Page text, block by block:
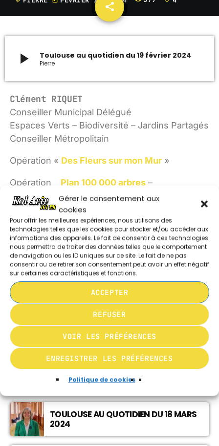
Gérer le consentement aux
cookies
Pour offrir les meilleures expériences, nous utilisons des
technologies telles que les cookies pour stocker et/ou accéder aux
informations des appareils. Le fait de consentir à ces technologies
nous permettra de traiter des données telles que le comportement
de navigation ou les ID uniques sur ce site. Le fait de ne pas
consentir ou de retirer son consentement peut avoir un effet négatif
sur certaines caractéristiques et fonctions.
ACCEPTER
REFUSER
VOIR LES PRÉFÉRENCES
ENREGISTRER LES PRÉFÉRENCES
Politique de cookies
ARCHIVES
janvier 2024
septembre 2023
juillet 2023
juin 2023
UPCOMING SHOWS
VOYAGE AU COEUR DE L’UNIVERS
CHRONIQUE BIEN ÊTRE
17:05 - 18:00
L’INFORMATION EN DIRECT
share
email
play_arrow Toulouse au quotidien du 19 février 2024
Pierre
Clément RIQUET
Conseiller Municipal Délégué
Espaces Verts – Biodiversité – Jardins Partagés
Conseiller Métropolitain
Opération « Des Fleurs sur mon Mur »
Opération Plan 100 000 arbres –
RÉÉCOUTEZ TOUTES LES ÉMISSIONS DE
TOULOUSE AU QUOTIDIEN:....
TOULOUSE AU QUOTIDIEN DU 13 05 24
TOULOUSE AU QUOTIDIEN REPLAY DU 05
02 24 « TISSEO RECRUTE »
TOULOUSE AU QUOTIDIEN DU 25 MARS
2024
TOULOUSE AU QUOTIDIEN DU 18 MARS
2024